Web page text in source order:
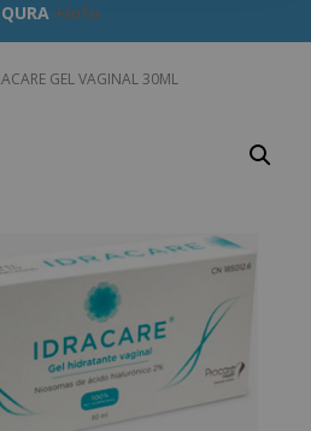
+info
GEL VAGINAL 30ML